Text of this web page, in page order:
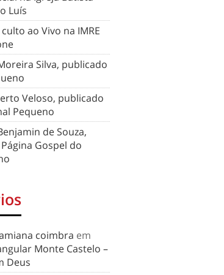
Luís
ao Vivo na IMRE
Silva, publicado
Veloso, publicado
Pequeno
de Souza,
Gospel do
coimbra em
Monte Castelo –
Deus